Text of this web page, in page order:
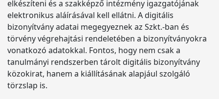
elkészíteni és a szakképző intézmény igazgatójának
elektronikus aláírásával kell ellátni. A digitális
bizonyítvány adatai megegyeznek az Szkt.-ban és
törvény végrehajtási rendeletében a bizonyítványokra
vonatkozó adatokkal. Fontos, hogy nem csak a
tanulmányi rendszerben tárolt digitális bizonyítvány
közokirat, hanem a kiállításának alapjául szolgáló
törzslap is.